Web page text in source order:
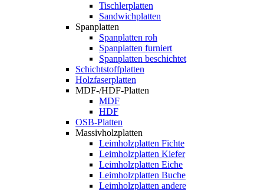
Tischlerplatten
Sandwichplatten
Spanplatten
Spanplatten roh
Spanplatten furniert
Spanplatten beschichtet
Schichtstoffplatten
Holzfaserplatten
MDF-/HDF-Platten
MDF
HDF
OSB-Platten
Massivholzplatten
Leimholzplatten Fichte
Leimholzplatten Kiefer
Leimholzplatten Eiche
Leimholzplatten Buche
Leimholzplatten andere